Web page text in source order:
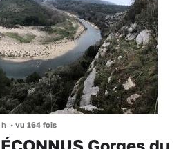
• vu 164 fois